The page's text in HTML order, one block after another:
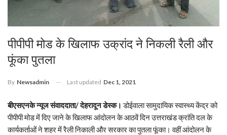
पीपीपी मोड के खिलाफ उक्रांद ने निकली रैली और
फूंका पुतला
By Newsadmin Last updated Dec 1, 2021
बीएसएनके न्यूज संवाददाता/ देहरादून डेस्क। डोईवाला सामुदायिक स्वास्थ्य केंद्र को
पीपीपी मोड में दिए जाने के खिलाफ आंदोलन के आठवें दिन उत्तराखंड क्रांति दल के
कार्यकर्ताओं ने शहर में रैली निकाली और सरकार का पुतला फूंका। वहीं आंदोलन के